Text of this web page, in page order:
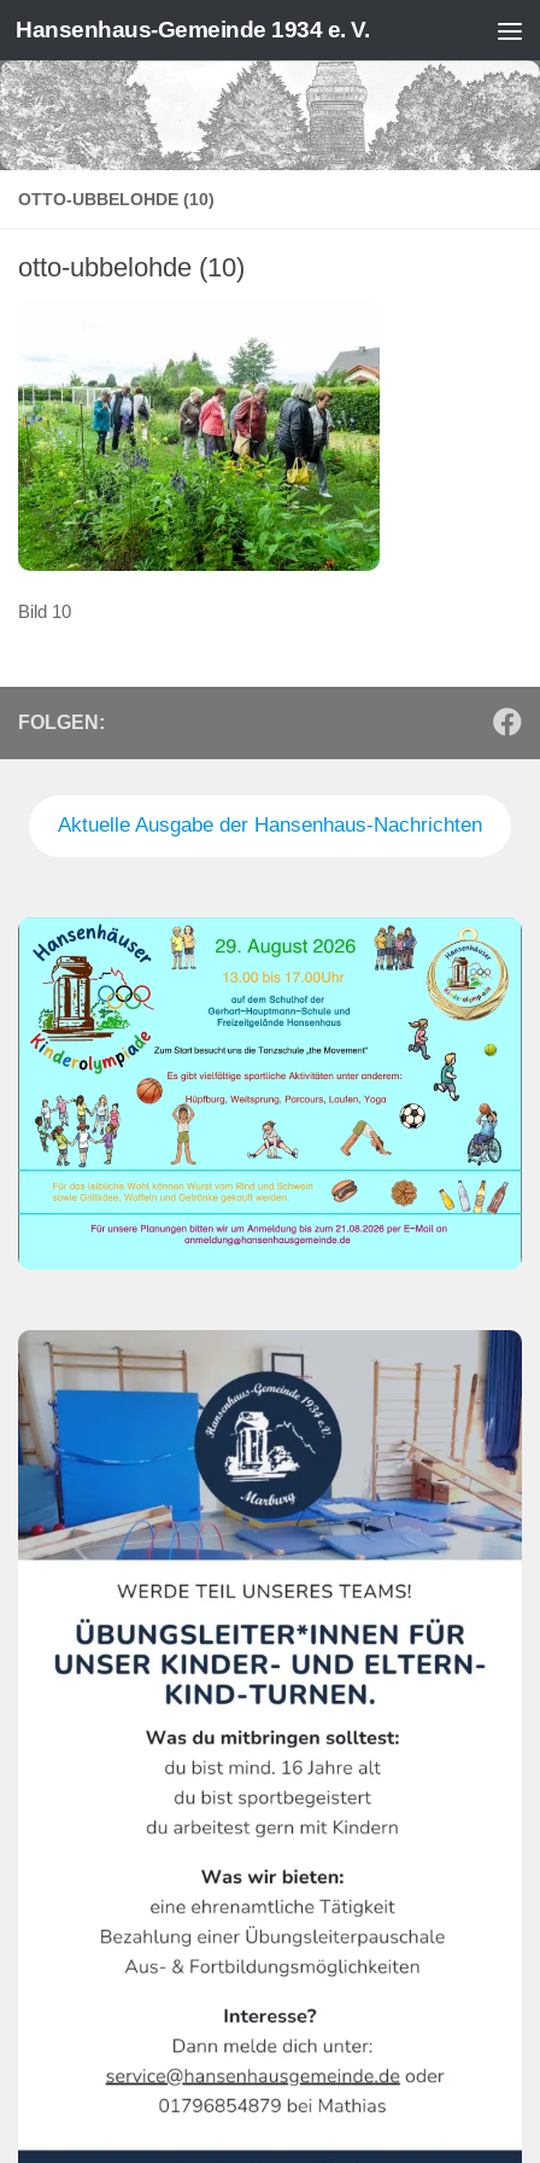
Zum Inhalt springen
Hansenhaus-Gemeinde 1934 e. V.
OTTO-UBBELOHDE (10)
otto-ubbelohde (10)
Bild 10
FOLGEN:
Aktuelle Ausgabe der Hansenhaus-Nachrichten